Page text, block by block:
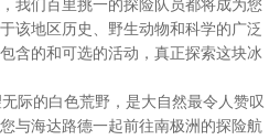
我们百里挑一的探险队员都将成为您
该地区历史、野生动物和科学的广泛
含的和可选的活动，真正探索这块冰
际的白色荒野，是大自然最令人赞叹
与海达路德一起前往南极洲的探险航